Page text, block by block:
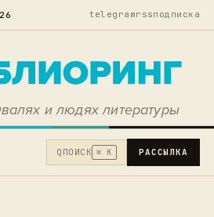
telegramrssподписка
и людях литературы
Q ПОИСК ⌘ K РАССЫЛКА